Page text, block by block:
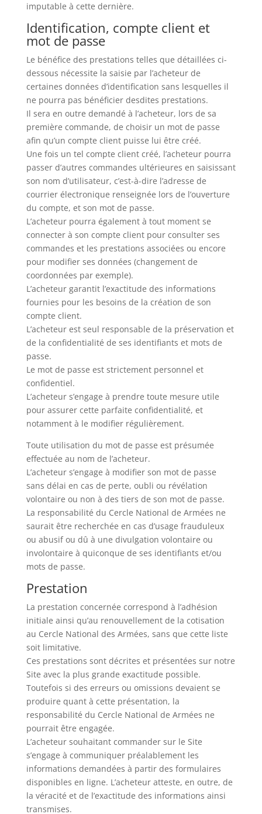
imputable à cette dernière.
Identification, compte client et
mot de passe
Le bénéfice des prestations telles que détaillées ci-
dessous nécessite la saisie par l’acheteur de
certaines données d’identification sans lesquelles il
ne pourra pas bénéficier desdites prestations.
Il sera en outre demandé à l’acheteur, lors de sa
première commande, de choisir un mot de passe
afin qu’un compte client puisse lui être créé.
Une fois un tel compte client créé, l’acheteur pourra
passer d’autres commandes ultérieures en saisissant
son nom d’utilisateur, c’est-à-dire l’adresse de
courrier électronique renseignée lors de l’ouverture
du compte, et son mot de passe.
L’acheteur pourra également à tout moment se
connecter à son compte client pour consulter ses
commandes et les prestations associées ou encore
pour modifier ses données (changement de
coordonnées par exemple).
L’acheteur garantit l’exactitude des informations
fournies pour les besoins de la création de son
compte client.
L’acheteur est seul responsable de la préservation et
de la confidentialité de ses identifiants et mots de
passe.
Le mot de passe est strictement personnel et
confidentiel.
L’acheteur s’engage à prendre toute mesure utile
pour assurer cette parfaite confidentialité, et
notamment à le modifier régulièrement.
Toute utilisation du mot de passe est présumée
effectuée au nom de l’acheteur.
L’acheteur s’engage à modifier son mot de passe
sans délai en cas de perte, oubli ou révélation
volontaire ou non à des tiers de son mot de passe.
La responsabilité du Cercle National de Armées ne
saurait être recherchée en cas d’usage frauduleux
ou abusif ou dû à une divulgation volontaire ou
involontaire à quiconque de ses identifiants et/ou
mots de passe.
Prestation
La prestation concernée correspond à l’adhésion
initiale ainsi qu’au renouvellement de la cotisation
au Cercle National des Armées, sans que cette liste
soit limitative.
Ces prestations sont décrites et présentées sur notre
Site avec la plus grande exactitude possible.
Toutefois si des erreurs ou omissions devaient se
produire quant à cette présentation, la
responsabilité du Cercle National de Armées ne
pourrait être engagée.
L’acheteur souhaitant commander sur le Site
s’engage à communiquer préalablement les
informations demandées à partir des formulaires
disponibles en ligne. L’acheteur atteste, en outre, de
la véracité et de l’exactitude des informations ainsi
transmises.